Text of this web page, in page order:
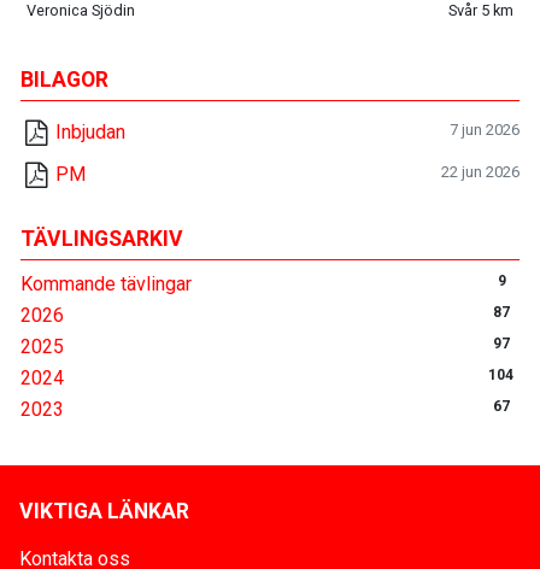
Veronica Sjödin
Svår 5 km
BILAGOR
Inbjudan 7 jun 2026
PM 22 jun 2026
TÄVLINGSARKIV
Kommande tävlingar 9
2026 87
2025 97
2024 104
2023 67
VIKTIGA LÄNKAR
Kontakta oss